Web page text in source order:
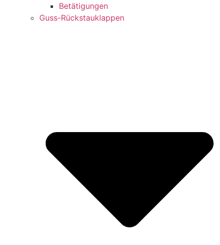
Betätigungen
Guss-Rückstauklappen